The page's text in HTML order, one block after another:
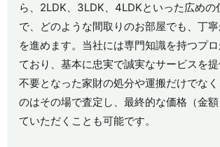
ら、 2LDK、 3LDK、4LDKといった広めの
で、どのような間取りのお部屋でも、丁
を進めます。当社には専門知識を持つプ
ており、基本に忠実で誠実なサービスを提
不要となった家財の処分や運搬だけでな
のはその場で査定し、最終的な価格（金
ていただくことも可能です。